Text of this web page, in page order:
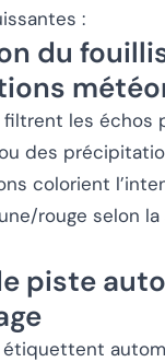
:
du
filtrent les échos
des
colorient
rouge selon
piste
étiquettent